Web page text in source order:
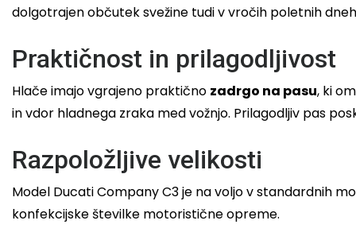
dolgotrajen občutek svežine tudi v vročih poletnih
Praktičnost in prilagodljivost
Hlače imajo vgrajeno praktično zadrgo na pasu, ki
in vdor hladnega zraka med vožnjo. Prilagodljiv pas
Razpoložljive velikosti
Model Ducati Company C3 je na voljo v standardnih
konfekcijske številke motoristične opreme.